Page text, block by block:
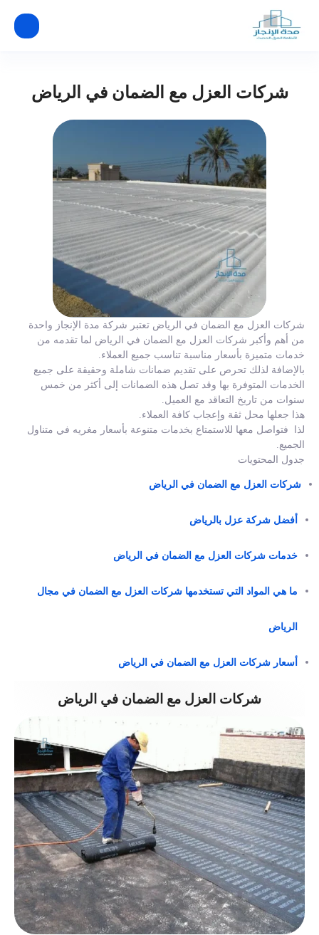
شركات العزل مع الضمان في الرياض
شركات العزل مع الضمان في الرياض تعتبر شركة مدة الإنجاز واحدة
من أهم وأكبر شركات العزل مع الضمان في الرياض لما تقدمه من
خدمات متميزة بأسعار مناسبة تناسب جميع العملاء.
بالإضافة لذلك تحرص على تقديم ضمانات شاملة وحقيقة على جميع
الخدمات المتوفرة بها وقد تصل هذه الضمانات إلى أكثر من خمس
سنوات من تاريخ التعاقد مع العميل.
هذا جعلها محل ثقة وإعجاب كافة العملاء.
لذا فتواصل معها للاستمتاع بخدمات متنوعة بأسعار مغريه في متناول
الجميع.
جدول المحتويات
شركات العزل مع الضمان في الرياض
أفضل شركة عزل بالرياض
خدمات شركات العزل مع الضمان في الرياض
ما هي المواد التي تستخدمها شركات العزل مع الضمان في مجال
الرياض
أسعار شركات العزل مع الضمان في الرياض
شركات العزل مع الضمان في الرياض